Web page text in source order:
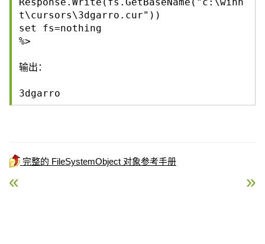
t\cursors\3dgarro.cur"))
set fs=nothing
%>
输出：
3dgarro
完整的 FileSystemObject 对象参考手册
« ASP GetAbsolutePathName 方法ASP GetDrive 方法 »